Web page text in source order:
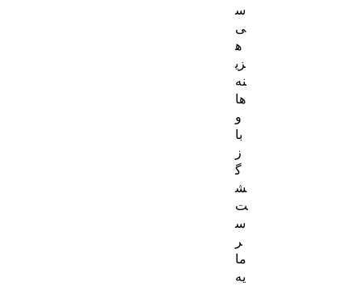
س
ی
ه
زی
نه‌
ها
و
با
ز
گ
ش
ت
س
ر
ما
یه